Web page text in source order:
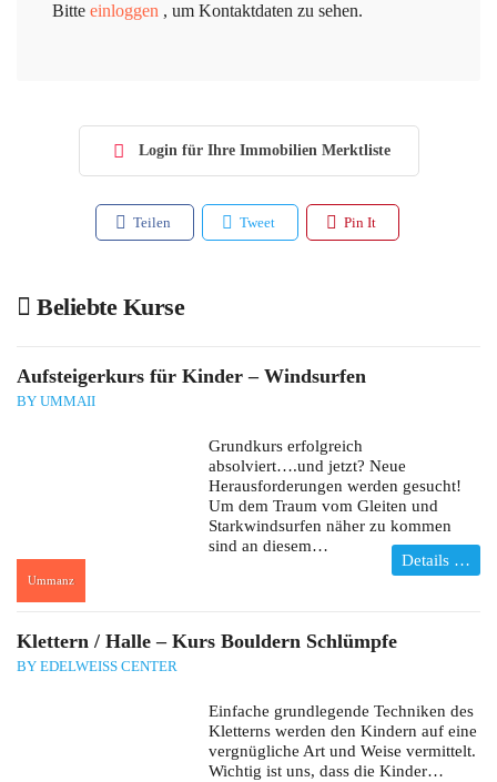
Bitte einloggen , um Kontaktdaten zu sehen.
Login für Ihre Immobilien Merktliste
Teilen Tweet Pin It
Beliebte Kurse
Aufsteigerkurs für Kinder – Windsurfen
BY UMMAII
Ummanz
Grundkurs erfolgreich
absolviert….und jetzt? Neue
Herausforderungen werden gesucht!
Um dem Traum vom Gleiten und
Starkwindsurfen näher zu kommen
sind an diesem…
Details …
Klettern / Halle – Kurs Bouldern Schlümpfe
BY EDELWEISS CENTER
Einfache grundlegende Techniken des
Kletterns werden den Kindern auf eine
vergnügliche Art und Weise vermittelt.
Wichtig ist uns, dass die Kinder…